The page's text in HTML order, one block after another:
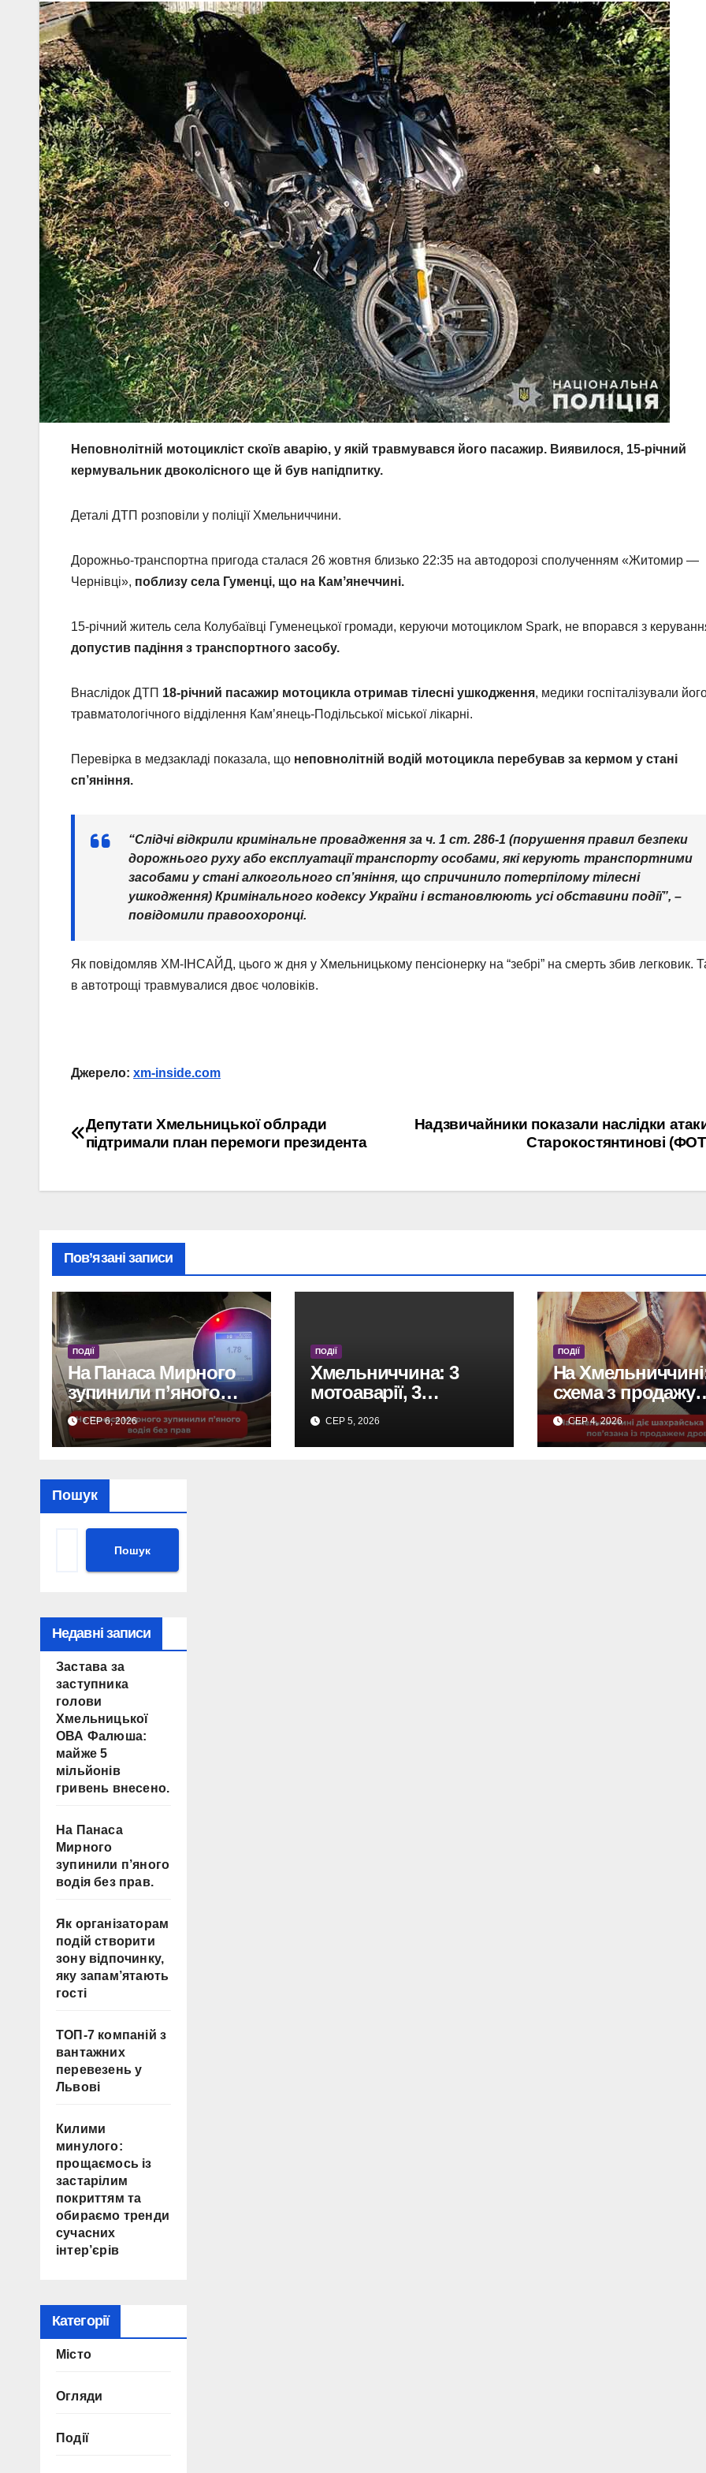
Неповнолітній мотоцикліст скоїв аварію, у якій травмувався його пасажир. Виявилося, 15-річний
кермувальник двоколісного ще й був напідпитку.
Деталі ДТП розповіли у поліції Хмельниччини.
Дорожньо-транспортна пригода сталася 26 жовтня близько 22:35 на автодорозі сполученням «Житомир —
Чернівці», поблизу села Гуменці, що на Камʼянеччині.
15-річний житель села Колубаївці Гуменецької громади, керуючи мотоциклом Spark, не впорався з
допустив падіння з транспортного засобу.
Внаслідок ДТП 18-річний пасажир мотоцикла отримав тілесні ушкодження, медики госпіталізували
травматологічного відділення Камʼянець-Подільської міської лікарні.
Перевірка в медзакладі показала, що неповнолітній водій мотоцикла перебував за кермом у стані
сп’яніння.
“Слідчі відкрили кримінальне провадження за ч. 1 ст. 286-1 (порушення правил безпеки
дорожнього руху або експлуатації транспорту особами, які керують транспортними
засобами у стані алкогольного сп’яніння, що спричинило потерпілому тілесні
ушкодження) Кримінального кодексу України і встановлюють усі обставини події”, –
повідомили правоохоронці.
Як повідомляв ХМ-ІНСАЙД, цього ж дня у Хмельницькому пенсіонерку на “зебрі” на смерть збив легковик.
в автотрощі травмувалися двоє чоловіків.
Джерело: xm-inside.com
Навігація
Надзвичайники показали наслідки
Старокостянтинові
Депутати Хмельницької облради
підтримали план перемоги президента
Пов’язані записи
ПОДІЇ
На Панаса Мирного
зупинили п’яного
водія без прав.
СЕР 6, 2026
ПОДІЇ
Хмельниччина: 3
мотоаварії, 3
постраждалих, один
втратив ногу.
СЕР 5, 2026
ПОДІЇ
На
схема з продажу
дров виявилася
шахрайством.
СЕР 4, 2026
Пошук
Пошук
Недавні записи
Застава за
заступника
голови
Хмельницької
ОВА Фалюша:
майже 5
мільйонів
гривень внесено.
На Панаса
Мирного
зупинили п’яного
водія без прав.
Як організаторам
подій створити
зону відпочинку,
яку запам’ятають
гості
ТОП-7 компаній з
вантажних
перевезень у
Львові
Килими
минулого:
прощаємось із
застарілим
покриттям та
обираємо тренди
сучасних
інтер’єрів
Категорії
Місто
Огляди
Події